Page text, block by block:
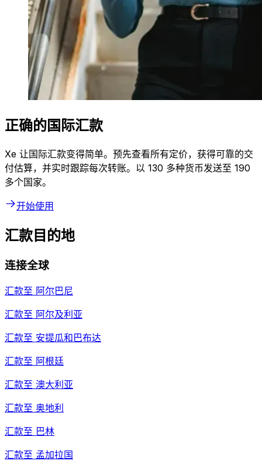
正确的国际汇款
Xe 让国际汇款变得简单。预先查看所有定价，获得可靠的交
付估算，并实时跟踪每次转账。以 130 多种货币发送至 190
多个国家。
开始使用
汇款目的地
连接全球
汇款至 阿尔巴尼
汇款至 阿尔及利亚
汇款至 安提瓜和巴布达
汇款至 阿根廷
汇款至 澳大利亚
汇款至 奥地利
汇款至 巴林
汇款至 孟加拉国